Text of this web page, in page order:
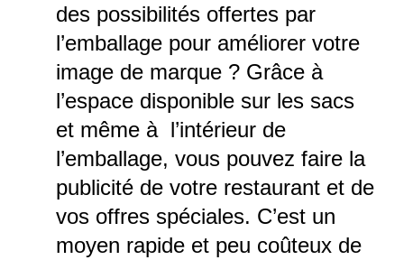
des possibilités offertes par
l’emballage pour améliorer votre
image de marque ? Grâce à
l’espace disponible sur les sacs
et même à l’intérieur de
l’emballage, vous pouvez faire la
publicité de votre restaurant et de
vos offres spéciales. C’est un
moyen rapide et peu coûteux de